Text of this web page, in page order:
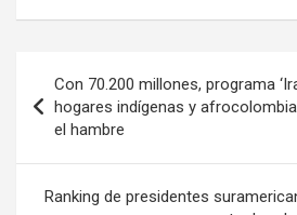
de
entradas
Con 70.200 millones, programa
hogares indígenas y
el hambre
Ranking de presidentes